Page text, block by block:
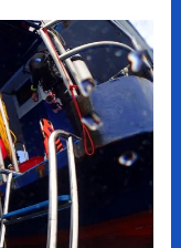
ニ
ュ
ー